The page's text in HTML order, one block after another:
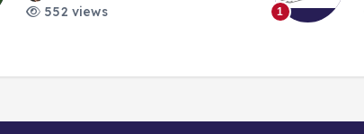
552 views
1